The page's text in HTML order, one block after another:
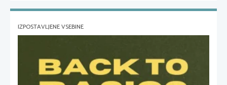
IZPOSTAVLJENE VSEBINE